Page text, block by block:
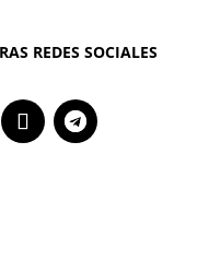
REDES SOCIALES